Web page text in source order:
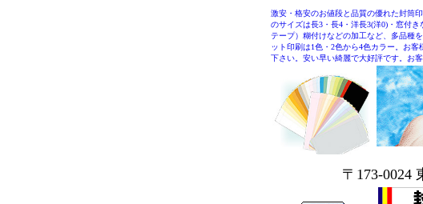
激安・格安のお値段と品質の優れた封筒
のサイズは長3・長4・洋長3(洋0)・窓付
テープ）糊付けなどの加工など、多品種
ット印刷は1色・2色から4色カラー。お
下さい。安い早い綺麗で大好評です。お
〒173-0024